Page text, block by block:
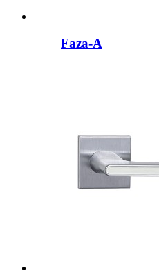
Faza-A